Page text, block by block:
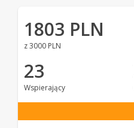
1803 PLN
z 3000 PLN
23
Wspierający